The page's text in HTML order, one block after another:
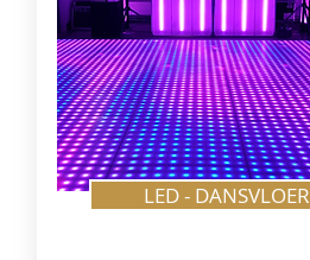
LED - DANSVLOER